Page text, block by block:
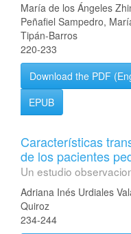
María de los Ángeles
Peñafiel Sampedro,
Tipán-Barros
220-233
Download the PDF
EPUB
Características
de los pacientes
Un estudio
Adriana Inés Urdiales
Quiroz
234-244